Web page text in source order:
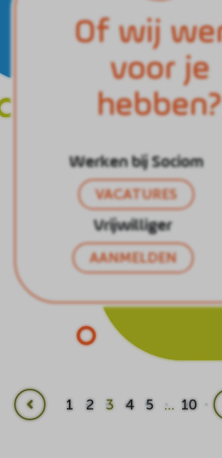
Of wij
voor je
hebben?
Werken bij Sociom
VACATURES
Vrijwilliger
AANMELDEN
Vorige
1 2 3 4 5 … 10